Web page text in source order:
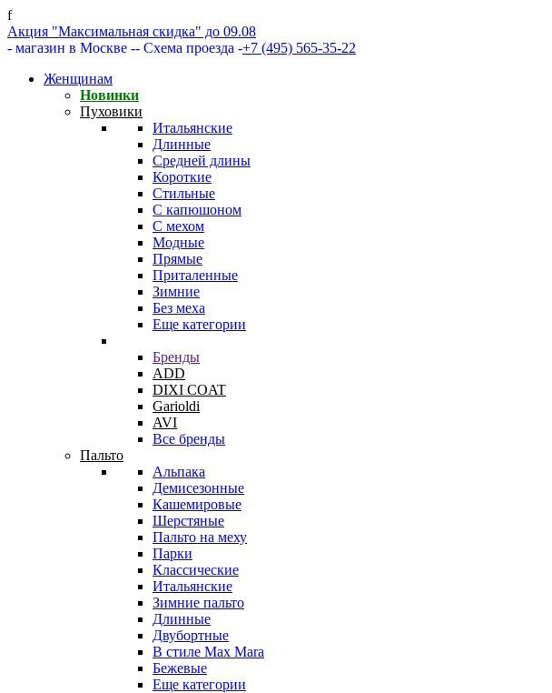
f
Акция "Максимальная скидка" до 09.08
- магазин в Москве -- Схема проезда -+7 (495) 565-35-22
Женщинам
Новинки
Пуховики
Итальянские
Длинные
Средней длины
Короткие
Стильные
С капюшоном
С мехом
Модные
Прямые
Приталенные
Зимние
Без меха
Еще категории
Бренды
ADD
DIXI COAT
Garioldi
AVI
Все бренды
Пальто
Альпака
Демисезонные
Кашемировые
Шерстяные
Пальто на меху
Парки
Классические
Итальянские
Зимние пальто
Длинные
Двубортные
В стиле Max Mara
Бежевые
Еще категории